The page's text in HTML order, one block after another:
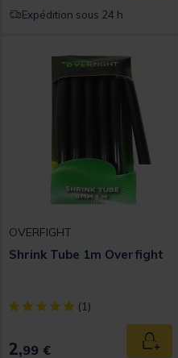
Expédition sous 24 h
OVERFIGHT
Shrink Tube 1m Overfight
[object Object] out of 5
(1)
2,99 €